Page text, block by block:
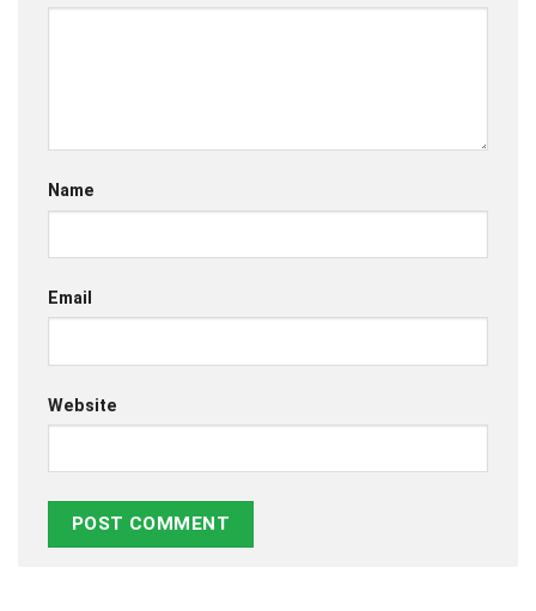
Name
Email
Website